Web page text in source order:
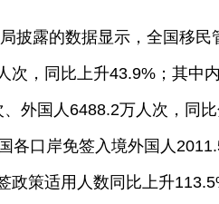
露的数据显示，全国移民
次，同比上升43.9%；其中
外国人6488.2万人次，同
各口岸免签入境外国人
政策适用人数同比上升